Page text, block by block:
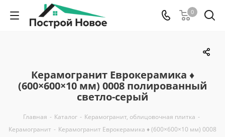
0
Керамогранит Еврокерамика ♦
(600×600×10 мм) 0008 полированный
светло-серый
Главная - Каталог - Керамогранит, облицовочная плитка -
Керамогранит - Керамогранит Еврокерамика ♦ (600×600×10 мм) 0008